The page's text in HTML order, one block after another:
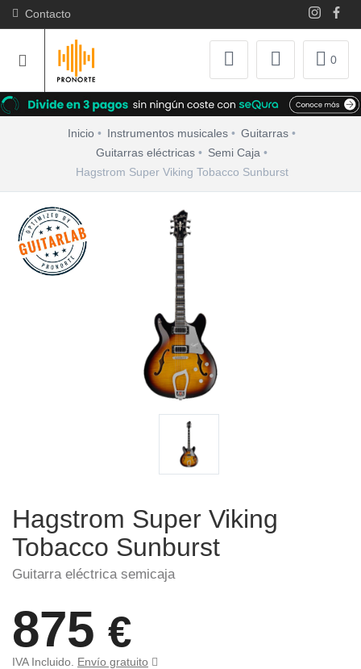
Contacto
0
Inicio Instrumentos musicales
Guitarras
Guitarras eléctricas
Semi Caja
Hagstrom Super Viking Tobacco Sunburst
Hagstrom Super Viking
Tobacco Sunburst
Guitarra eléctrica semicaja
875 €
IVA Incluido. Envío gratuito